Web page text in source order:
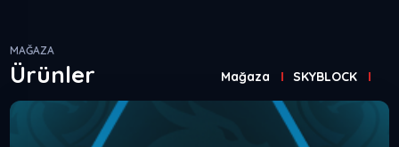
MAĞAZA
Ürünler Mağaza SKYBLOCK